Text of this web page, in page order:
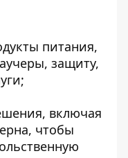
питания,
защиту,
включая
чтобы